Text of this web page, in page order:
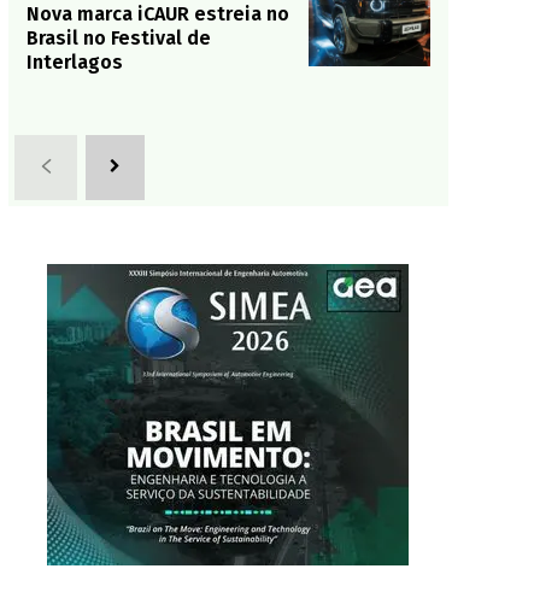
Nova marca iCAUR estreia no
Brasil no Festival de
Interlagos